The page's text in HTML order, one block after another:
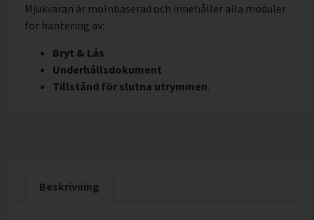
Mjukvaran är molnbaserad och innehåller alla moduler
för hantering av:
Bryt & Lås
Underhållsdokument
Tillstånd för slutna utrymmen.
Beskrivning